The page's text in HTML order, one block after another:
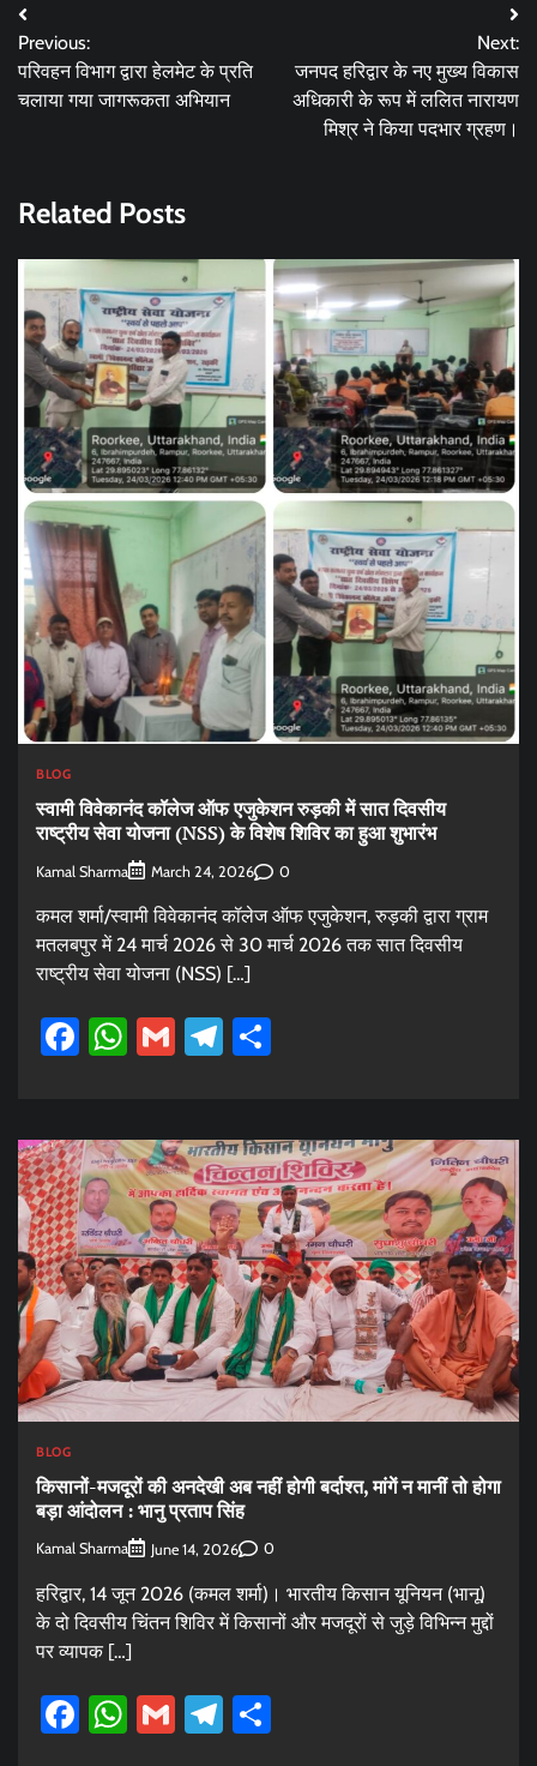
Post
navigation
Previous:
परिवहन विभाग द्वारा हेलमेट के प्रति
चलाया गया जागरूकता अभियान
Next:
जनपद हरिद्वार के नए मुख्य विकास
अधिकारी के रूप में ललित नारायण
मिश्र ने किया पदभार ग्रहण।
Related Posts
BLOG
स्वामी विवेकानंद कॉलेज ऑफ एजुकेशन रुड़की में सात दिवसीय
राष्ट्रीय सेवा योजना (NSS) के विशेष शिविर का हुआ शुभारंभ
Kamal Sharma March 24, 2026 0
कमल शर्मा/स्वामी विवेकानंद कॉलेज ऑफ एजुकेशन, रुड़की द्वारा ग्राम
मतलबपुर में 24 मार्च 2026 से 30 मार्च 2026 तक सात दिवसीय
राष्ट्रीय सेवा योजना (NSS) […]
Facebook
WhatsApp
GmailTelegram
BLOG
किसानों-मजदूरों की अनदेखी अब नहीं होगी बर्दाश्त, मांगें न मानीं तो होगा
बड़ा आंदोलन : भानु प्रताप सिंह
Kamal Sharma June 14, 2026 0
हरिद्वार, 14 जून 2026 (कमल शर्मा)। भारतीय किसान यूनियन (भानू)
के दो दिवसीय चिंतन शिविर में किसानों और मजदूरों से जुड़े विभिन्न मुद्दों
पर व्यापक […]
Facebook
WhatsApp
GmailTelegram